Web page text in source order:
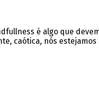
é algo que
caótica, nós